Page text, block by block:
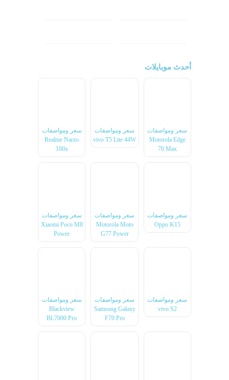
أحدث موبايلات
سعر ومواصفات
Motorola Edge
70 Max
سعر ومواصفات
vivo T5 Lite 44W
سعر ومواصفات
Realme Narzo
100x
سعر ومواصفات
Oppo K15
سعر ومواصفات
Motorola Moto
G77 Power
سعر ومواصفات
Xiaomi Poco M8
Power
سعر ومواصفات
vivo S2
سعر ومواصفات
Samsung Galaxy
F70 Pro
سعر ومواصفات
Blackview
BL7000 Pro